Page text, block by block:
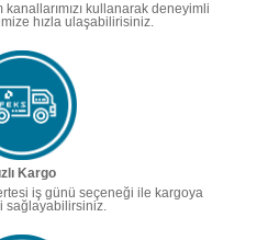
kullanarak deneyimli
hızla ulaşabilirisiniz.
Kargo
iş günü seçeneği ile kargoya
sağlayabilirsiniz.